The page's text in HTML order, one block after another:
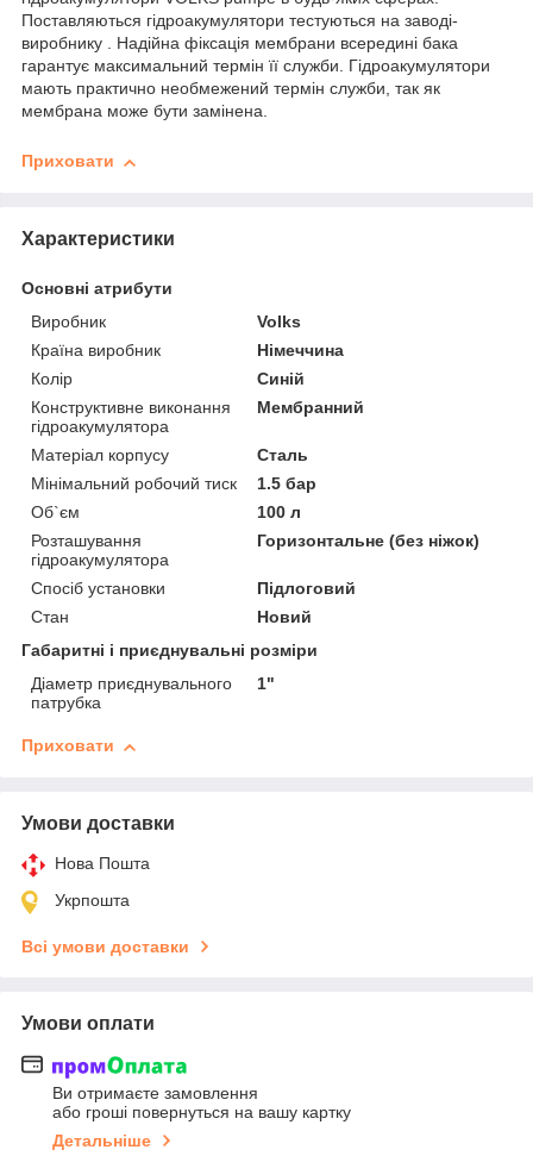
Поставляються гідроакумулятори тестуються на заводі-
виробнику . Надійна фіксація мембрани всередині бака
гарантує максимальний термін її служби. Гідроакумулятори
мають практично необмежений термін служби, так як
мембрана може бути замінена.
Приховати
Характеристики
Основні атрибути
Виробник
Volks
Країна виробник
Німеччина
Колір
Синій
Конструктивне виконання
гідроакумулятора
Мембранний
Матеріал корпусу
Сталь
Мінімальний робочий тиск
1.5 бар
Об`єм
100 л
Розташування
гідроакумулятора
Горизонтальне (без ніжок)
Спосіб установки
Підлоговий
Стан
Новий
Габаритні і приєднувальні розміри
Діаметр приєднувального
патрубка
1"
Приховати
Умови доставки
Нова Пошта
Укрпошта
Всі умови доставки
Умови оплати
Ви отримаєте замовлення
або гроші повернуться на вашу картку
Детальніше